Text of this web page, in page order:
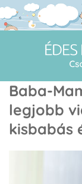
Baba-
legjobb
kisbabás